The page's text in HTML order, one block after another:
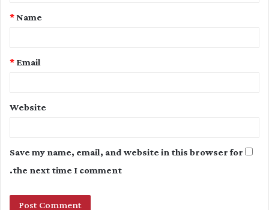
Name
*
Email
*
Website
Save my name, email, and website in this browser for
the next time I comment.